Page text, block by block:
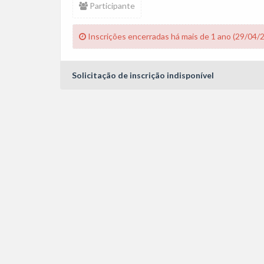
Participante
Inscrições encerradas há mais de 1 ano (29/04/
Solicitação de inscrição indisponível